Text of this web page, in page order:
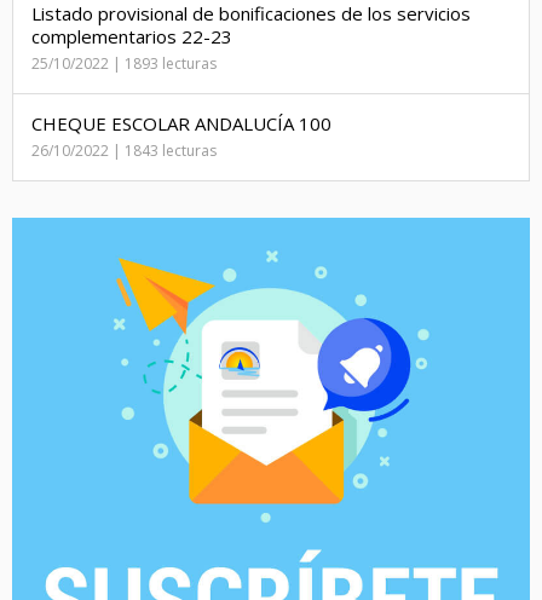
Listado provisional de bonificaciones de los servicios
complementarios 22-23
25/10/2022 | 1893 lecturas
CHEQUE ESCOLAR ANDALUCÍA 100
26/10/2022 | 1843 lecturas